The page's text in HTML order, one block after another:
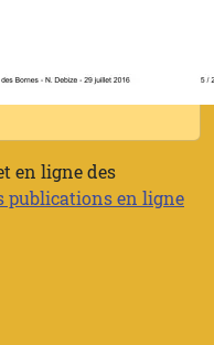
en ligne des
publications en ligne